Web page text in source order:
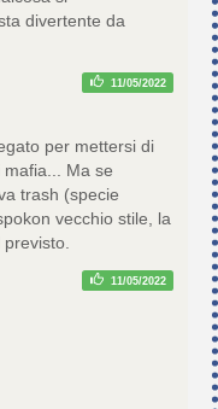
divertente da
11/05/2022
per mettersi di
Ma se
trash (specie
vecchio stile, la
11/05/2022